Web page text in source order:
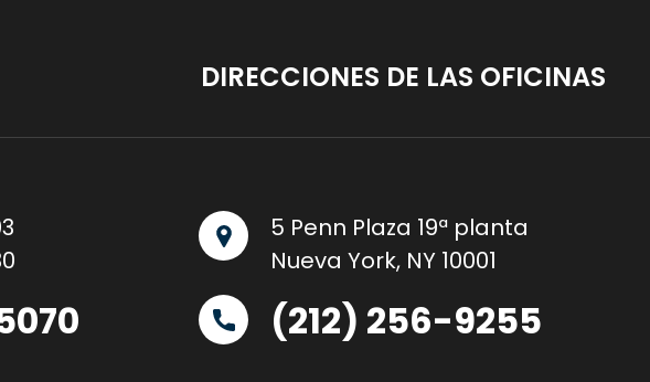
DIRECCIONES DE LAS OFICINAS
5 Penn Plaza 19ª planta
Nueva York, NY 10001
(212) 256-9255